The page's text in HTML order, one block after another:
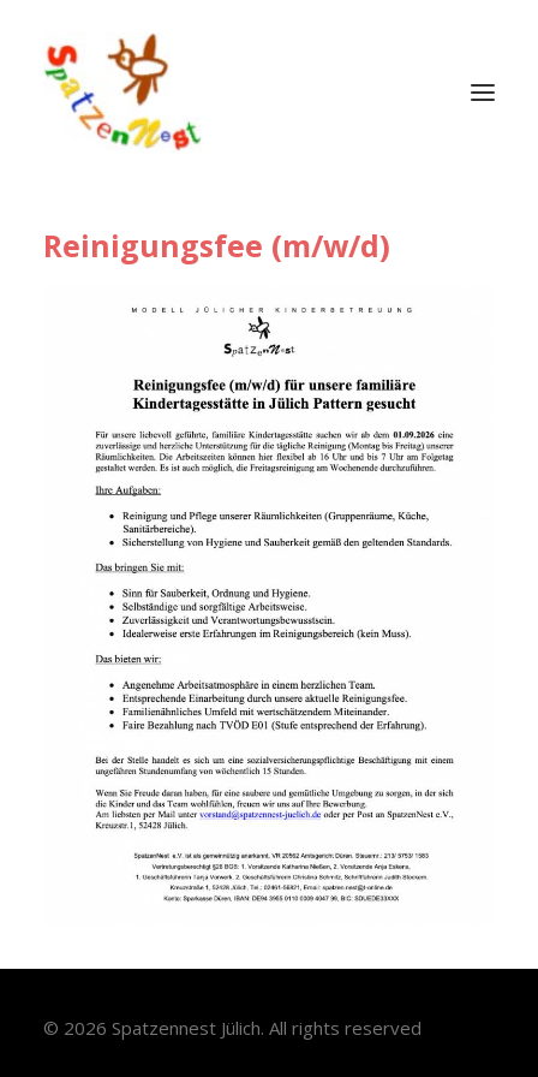
Reinigungsfee (m/w/d)
© 2026 Spatzennest Jülich. All rights reserved